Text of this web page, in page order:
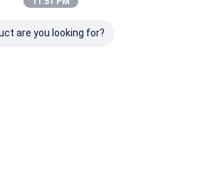
are you looking for?